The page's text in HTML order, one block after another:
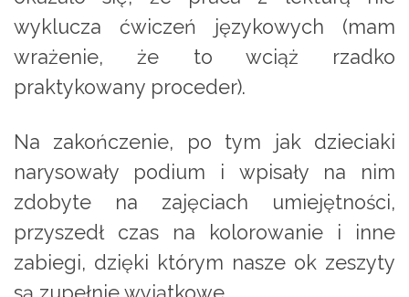
wyklucza ćwiczeń językowych (mam
wrażenie, że to wciąż rzadko
praktykowany proceder).
Na zakończenie, po tym jak dzieciaki
narysowały podium i wpisały na nim
zdobyte na zajęciach umiejętności,
przyszedł czas na kolorowanie i inne
zabiegi, dzięki którym nasze ok zeszyty